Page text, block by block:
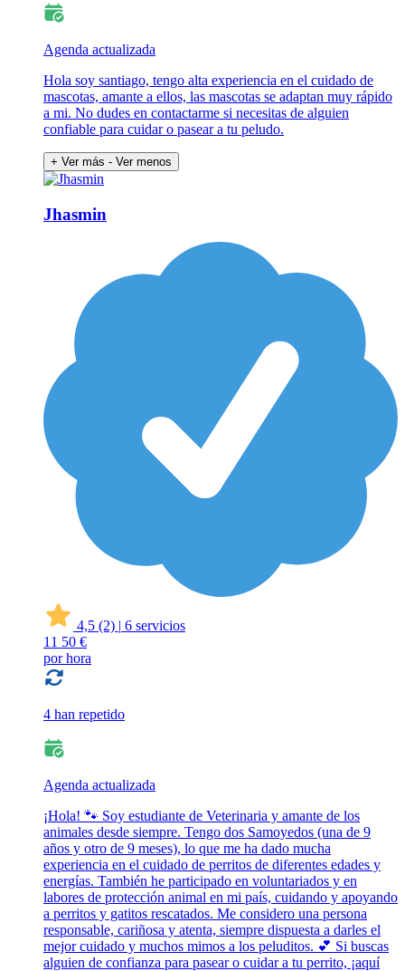
Agenda actualizada
Hola soy santiago, tengo alta experiencia en el cuidado de
mascotas, amante a ellos, las mascotas se adaptan muy rápido
a mi. No dudes en contactarme si necesitas de alguien
confiable para cuidar o pasear a tu peludo.
+ Ver más - Ver menos
Jhasmin
4,5 (2) | 6 servicios
11 50 €
por hora
4 han repetido
Agenda actualizada
¡Hola! 🐾 Soy estudiante de Veterinaria y amante de los
animales desde siempre. Tengo dos Samoyedos (una de 9
años y otro de 9 meses), lo que me ha dado mucha
experiencia en el cuidado de perritos de diferentes edades y
energías. También he participado en voluntariados y en
labores de protección animal en mi país, cuidando y apoyando
a perritos y gatitos rescatados. Me considero una persona
responsable, cariñosa y atenta, siempre dispuesta a darles el
mejor cuidado y muchos mimos a los peluditos. 💕 Si buscas
alguien de confianza para pasear o cuidar a tu perrito, ¡aquí